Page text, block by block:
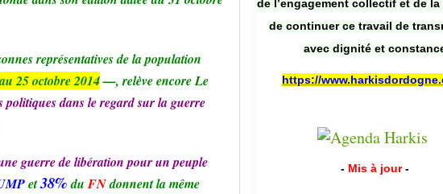
représentatives de la population
25 octobre 2014—, relève encore Le
politiques dans le regard sur la guerre
guerre de libération pour un peuple
et38%duFNdonnent la même
de l’engagement collectif et de
de continuer ce travail de
avec dignité et
https://
- Mis à jour -